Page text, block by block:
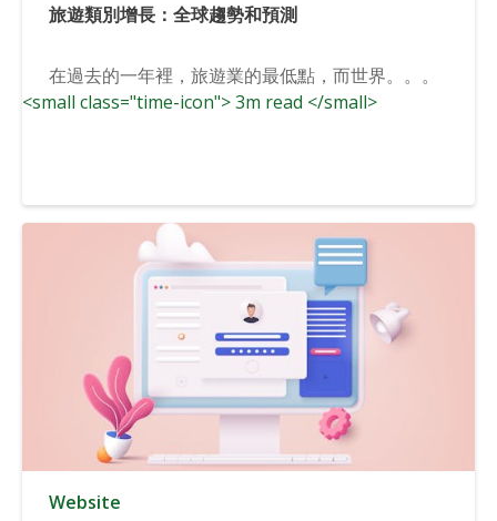
旅遊類別增長：全球趨勢和預測
在過去的一年裡，旅遊業的最低點，而世界。。。
<small class="time-icon"> 3m read </small>
Website